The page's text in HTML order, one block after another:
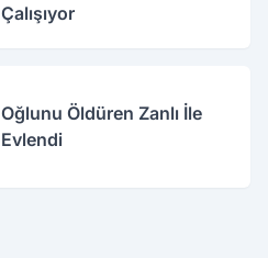
Çalışıyor
Oğlunu Öldüren Zanlı İle
Evlendi